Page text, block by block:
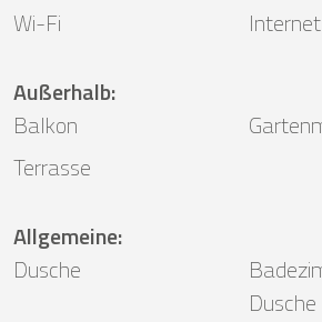
Wi-Fi
Internet
Außerhalb:
Balkon
Terrasse
Allgemeine:
Dusche
Dusche